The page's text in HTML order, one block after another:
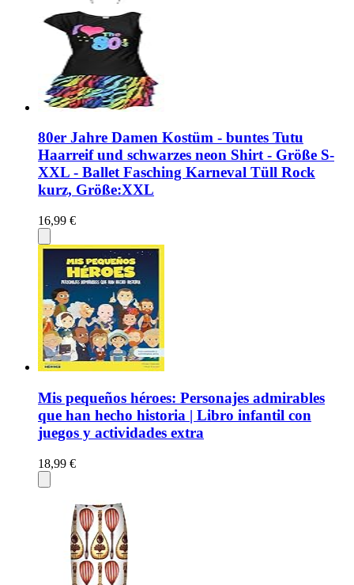
80er Jahre Damen Kostüm - buntes Tutu
Haarreif und schwarzes neon Shirt - Größe S-
XXL - Ballet Fasching Karneval Tüll Rock
kurz, Größe:XXL
16,99 €
Mis pequeños héroes: Personajes admirables
que han hecho historia | Libro infantil con
juegos y actividades extra
18,99 €